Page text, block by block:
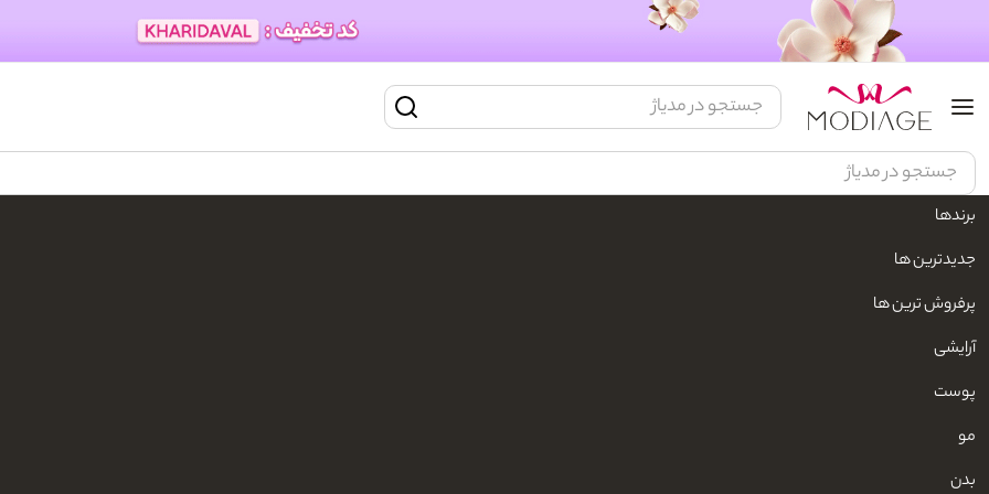
برندها
جدیدترین ها
پرفروش ترین ها
آرایشی
پوست
مو
بدن